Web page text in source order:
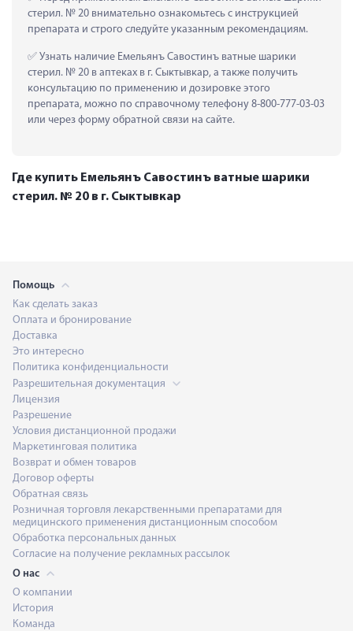
стерил. № 20 внимательно ознакомьтесь с инструкцией
препарата и строго следуйте указанным рекомендациям.
Узнать наличие Емельянъ Савостинъ ватные шарики
стерил. № 20 в аптеках в г. Сыктывкар, а также получить
консультацию по применению и дозировке этого
препарата, можно по справочному телефону 8-800-777-03-03
или через форму обратной связи на сайте.
Где купить Емельянъ Савостинъ ватные шарики
стерил. № 20 в г. Сыктывкар
Помощь
Как сделать заказ
Оплата и бронирование
Доставка
Это интересно
Политика конфиденциальности
Разрешительная документация
Лицензия
Разрешение
Условия дистанционной продажи
Маркетинговая политика
Возврат и обмен товаров
Договор оферты
Обратная связь
Розничная торговля лекарственными препаратами для
медицинского применения дистанционным способом
Обработка персональных данных
Согласие на получение рекламных рассылок
О нас
О компании
История
Команда